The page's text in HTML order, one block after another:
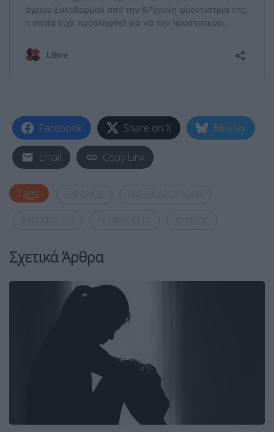
Facebook Share on X Bluesky
Email Copy Link
Tags:
Σχετικά Άρθρα